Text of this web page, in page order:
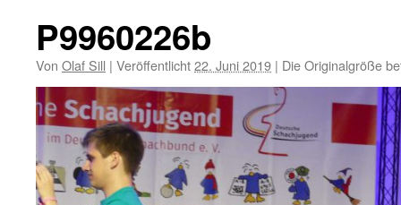
P9960226b
Von Olaf Sill | Veröffentlicht22. Juni 2019 | Die Originalgröße